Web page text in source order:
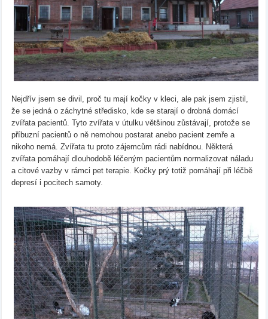
Nejdřív jsem se divil, proč tu mají kočky v kleci, ale pak jsem zjistil,
že se jedná o záchytné středisko, kde se starají o drobná domácí
zvířata pacientů. Tyto zvířata v útulku většinou zůstávají, protože se
příbuzní pacientů o ně nemohou postarat anebo pacient zemře a
nikoho nemá. Zvířata tu proto zájemcům rádi nabídnou. Některá
zvířata pomáhají dlouhodobě léčeným pacientům normalizovat náladu
a citové vazby v rámci pet terapie. Kočky prý totiž pomáhají při léčbě
depresí i pocitech samoty.